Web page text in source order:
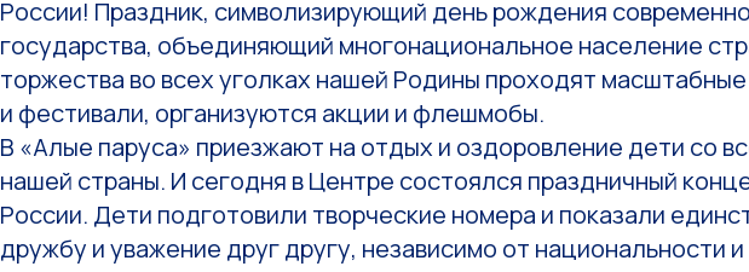
России! Праздник, символизирующий день рождения
государства, объединяющий многонациональное население
торжества во всех уголках нашей Родины проходят
и фестивали, организуются акции и флешмобы.
В «Алые паруса» приезжают на отдых и оздоровление дети со
нашей страны. И сегодня в Центре состоялся праздничный
России. Дети подготовили творческие номера и показали
дружбу и уважение друг другу, независимо от национальности